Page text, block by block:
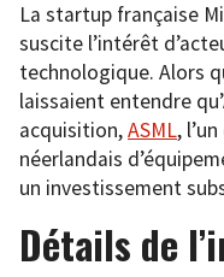
La startup française
suscite l’intérêt
technologique. Alors
laissaient entendre
acquisition,ASML,
néerlandais
un investissement
Détails de